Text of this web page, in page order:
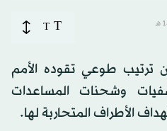
T
T
ترتيب طوعي تقوده الأمم
وشحنات المساعدات
الأطراف المتحاربة لها.